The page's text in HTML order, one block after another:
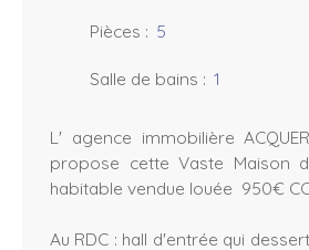
Pièces : 5
Salle de bains : 1
L' agence immobilière
propose cette Vaste Maison
habitable vendue louée 950€
Au RDC : hall d'entrée qui